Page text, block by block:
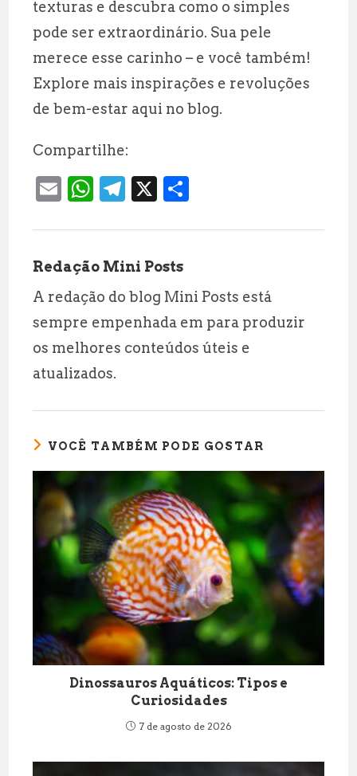
texturas e descubra como o simples
pode ser extraordinário. Sua pele
merece esse carinho – e você também!
Explore mais inspirações e revoluções
de bem-estar aqui no blog.
Compartilhe:
E
ai
l
W
at
s
A
p
p
T
e
g
r
a
m
X
a
e
Redação Mini Posts
A redação do blog Mini Posts está
sempre empenhada em para produzir
os melhores conteúdos úteis e
atualizados.
VOCÊ TAMBÉM PODE GOSTAR
Dinossauros Aquáticos: Tipos e
Curiosidades
7 de agosto de 2026